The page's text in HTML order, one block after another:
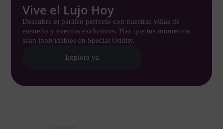
Vive el Lujo Hoy
Descubre el paraíso perfecto con nuestras villas de
ensueño y eventos exclusivos. Haz que tus momentos
sean inolvidables en Special Oddity.
Explora ya